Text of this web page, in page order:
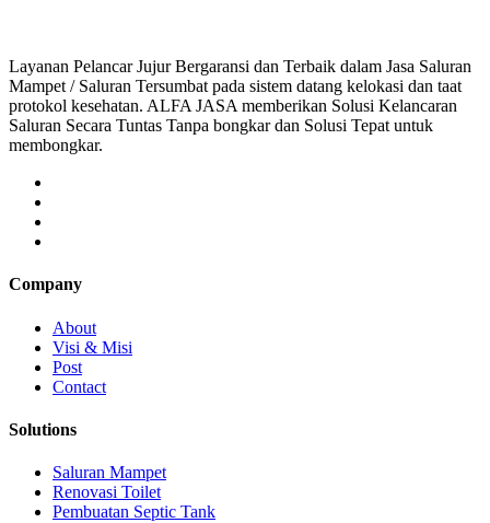
Layanan Pelancar Jujur Bergaransi dan Terbaik dalam Jasa Saluran
Mampet / Saluran Tersumbat pada sistem datang kelokasi dan taat
protokol kesehatan. ALFA JASA memberikan Solusi Kelancaran
Saluran Secara Tuntas Tanpa bongkar dan Solusi Tepat untuk
membongkar.
Company
About
Visi & Misi
Post
Contact
Solutions
Saluran Mampet
Renovasi Toilet
Pembuatan Septic Tank